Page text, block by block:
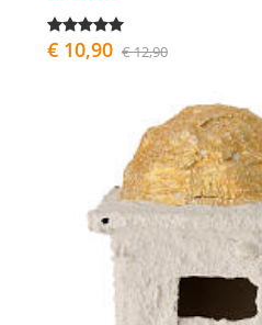
€ 10,90 € 12,90